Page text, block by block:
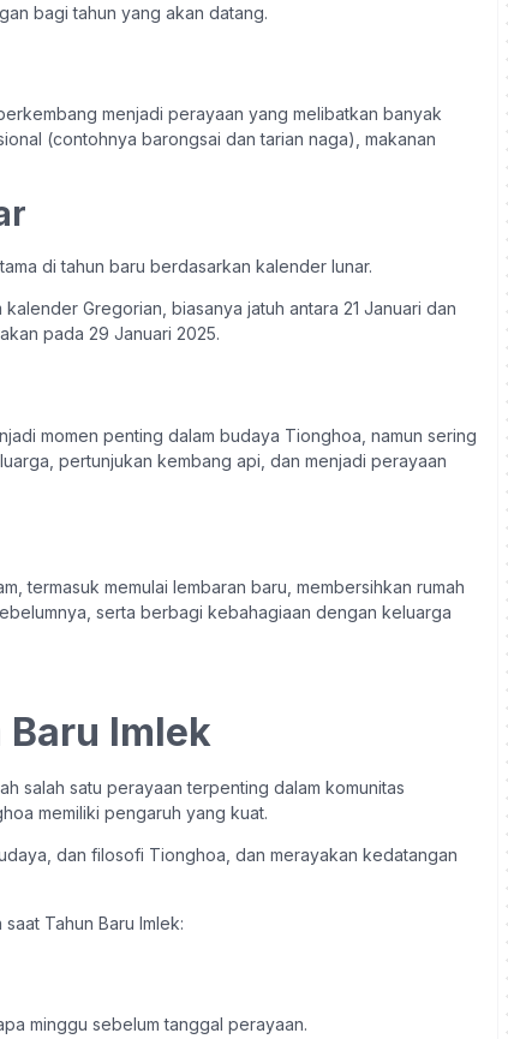
bagi tahun yang akan datang.
menjadi perayaan yang melibatkan banyak
(contohnya barongsai dan tarian naga), makanan
di tahun baru berdasarkan kalender lunar.
Gregorian, biasanya jatuh antara 21 Januari dan
pada 29 Januari 2025.
momen penting dalam budaya Tionghoa, namun sering
pertunjukan kembang api, dan menjadi perayaan
termasuk memulai lembaran baru, membersihkan rumah
serta berbagi kebahagiaan dengan keluarga
Baru Imlek
salah satu perayaan terpenting dalam komunitas
memiliki pengaruh yang kuat.
dan filosofi Tionghoa, dan merayakan kedatangan
Tahun Baru Imlek:
minggu sebelum tanggal perayaan.